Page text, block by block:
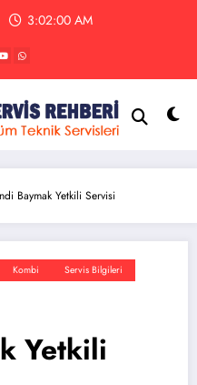
3:02:00 AM
Baymak Yetkili Servisi
Kombi Servis Bilgileri
Yetkili